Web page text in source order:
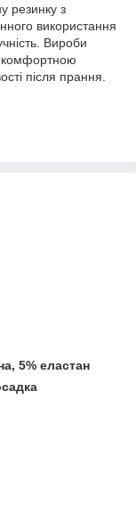
резинку з
використання
Вироби
комфортною
після прання.
5% еластан